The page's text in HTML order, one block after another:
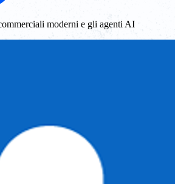
moderni e gli agenti AI